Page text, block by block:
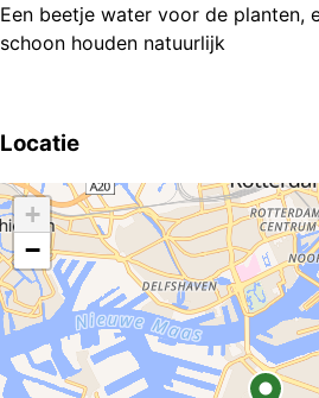
Een beetje water voor de planten,
schoon houden natuurlijk
Locatie
+
−